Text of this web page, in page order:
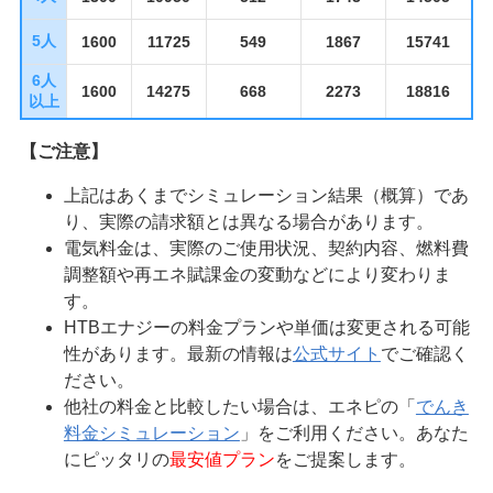
5人 1600 11725 549 1867 15741
6人
以上
1600 14275 668 2273 18816
【ご注意】
上記はあくまでシミュレーション結果（概算）であ
り、実際の請求額とは異なる場合があります。
電気料金は、実際のご使用状況、契約内容、燃料費
調整額や再エネ賦課金の変動などにより変わりま
す。
HTBエナジーの料金プランや単価は変更される可能
性があります。最新の情報は公式サイト でご確認く
ださい。
他社の料金と比較したい場合は、エネピの「 でんき
料金シミュレーション 」をご利用ください。あなた
にピッタリの最安値プランをご提案します。